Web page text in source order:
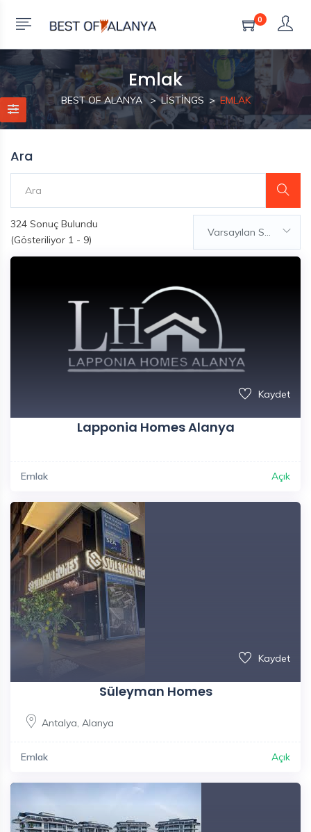
0
Emlak
BEST OF ALANYA LISTINGS EMLAK
Ara
324 Sonuç Bulundu
(Gösteriliyor 1 - 9)
Varsayılan Sıralama
Kaydet
Lapponia Homes Alanya
Emlak Açık
Kaydet
Süleyman Homes
Antalya, Alanya
Emlak Açık